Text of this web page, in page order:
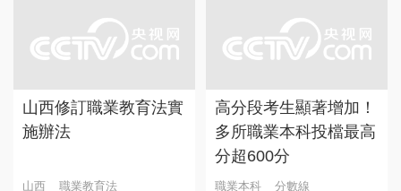
山西修訂職業教育法實
施辦法
山西 職業教育法
高分段考生顯著增加！
多所職業本科投檔最高
分超600分
職業本科 分數線